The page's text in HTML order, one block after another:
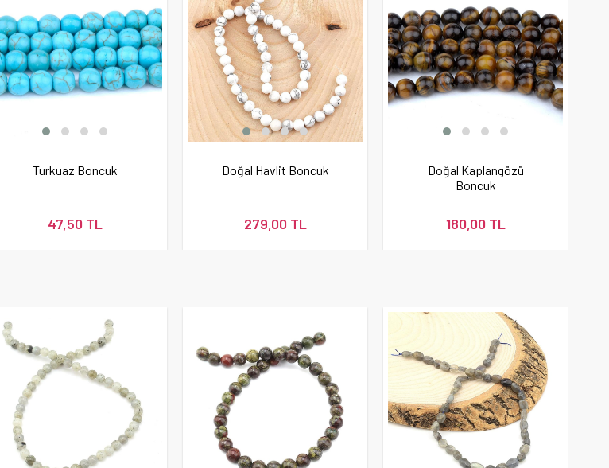
Turkuaz Boncuk
47,50 TL
Doğal Havlit Boncuk
279,00 TL
Doğal Kaplangözü
Boncuk
180,00 TL